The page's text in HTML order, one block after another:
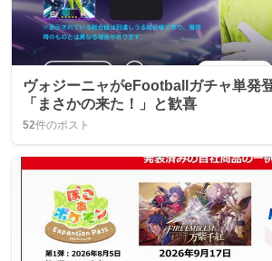
ヴォジーニャがeFootballガチャ単発
「まさかの来た！」と歓喜
52件のポスト